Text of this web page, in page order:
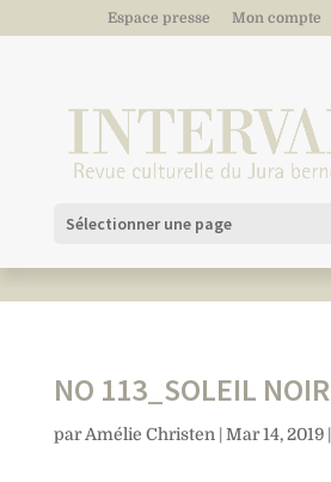
Espace presse Mon compte
Sélectionner une page
NO 113_SOLEIL NOIR
parAmélie Christen | Mar 14, 2019|